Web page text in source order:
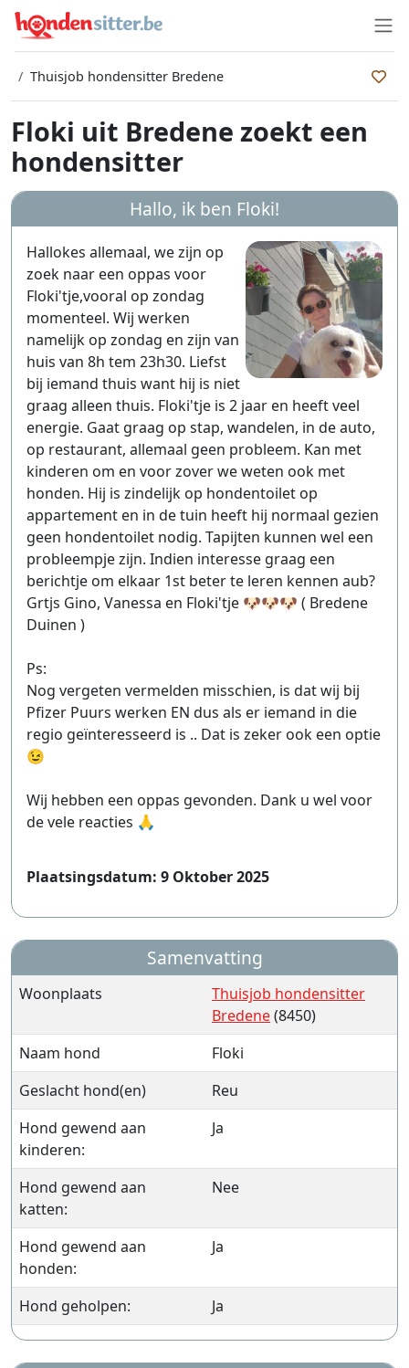
Thuisjob hondensitter Bredene
Floki uit Bredene zoekt een
hondensitter
Hallo, ik ben Floki!
Hallokes allemaal, we zijn op
zoek naar een oppas voor
Floki'tje,vooral op zondag
momenteel. Wij werken
namelijk op zondag en zijn van
huis van 8h tem 23h30. Liefst
bij iemand thuis want hij is niet
graag alleen thuis. Floki'tje is 2 jaar en heeft veel
energie. Gaat graag op stap, wandelen, in de auto,
op restaurant, allemaal geen probleem. Kan met
kinderen om en voor zover we weten ook met
honden. Hij is zindelijk op hondentoilet op
appartement en in de tuin heeft hij normaal gezien
geen hondentoilet nodig. Tapijten kunnen wel een
probleempje zijn. Indien interesse graag een
berichtje om elkaar 1st beter te leren kennen aub?
Grtjs Gino, Vanessa en Floki'tje 🐶🐶🐶 ( Bredene
Duinen )
Ps:
Nog vergeten vermelden misschien, is dat wij bij
Pfizer Puurs werken EN dus als er iemand in die
regio geïnteresseerd is .. Dat is zeker ook een optie
😉
Wij hebben een oppas gevonden. Dank u wel voor
de vele reacties 🙏
Plaatsingsdatum: 9 Oktober 2025
Samenvatting
Woonplaats
Thuisjob hondensitter
Bredene(8450)
Naam hond
Floki
Geslacht hond(en)
Reu
Hond gewend aan
kinderen:
Ja
Hond gewend aan
katten:
Nee
Hond gewend aan
honden:
Ja
Hond geholpen: Ja